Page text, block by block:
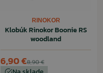
RINOKOR
Klobúk Rinokor Boonie RS
woodland
8,90 €
6,90 €